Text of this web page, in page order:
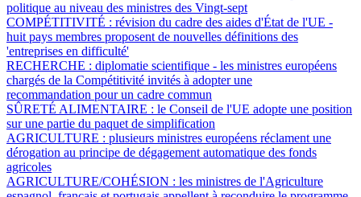
politique au niveau des ministres des Vingt-sept
COMPÉTITIVITÉ : révision du cadre des aides d'État de l'UE -
huit pays membres proposent de nouvelles définitions des
'entreprises en difficulté'
RECHERCHE : diplomatie scientifique - les ministres européens
chargés de la Compétitivité invités à adopter une
recommandation pour un cadre commun
SÛRETÉ ALIMENTAIRE : le Conseil de l'UE adopte une position
sur une partie du paquet de simplification
AGRICULTURE : plusieurs ministres européens réclament une
dérogation au principe de dégagement automatique des fonds
agricoles
AGRICULTURE/COHÉSION : les ministres de l'Agriculture